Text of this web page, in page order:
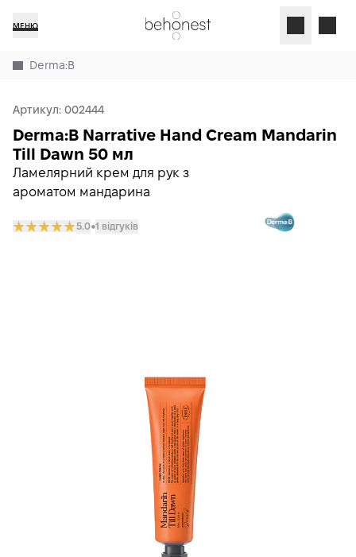
МЕНЮ
Derma:B
Артикул: 002444
Ламелярний крем для рук з
ароматом мандарина
Derma:B Narrative Hand Cream Mandarin
Till Dawn 50 мл
5.0𒊹1 відгуків